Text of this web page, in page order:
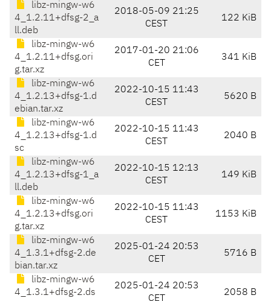
libz-mingw-w6
4_1.2.11+dfsg-2_a
ll.deb
2018-05-09 21:25
CEST
122 KiB
libz-mingw-w6
4_1.2.11+dfsg.ori
g.tar.xz
2017-01-20 21:06
CET
341 KiB
libz-mingw-w6
4_1.2.13+dfsg-1.d
ebian.tar.xz
2022-10-15 11:43
CEST
5620 B
libz-mingw-w6
4_1.2.13+dfsg-1.d
sc
2022-10-15 11:43
CEST
2040 B
libz-mingw-w6
4_1.2.13+dfsg-1_a
ll.deb
2022-10-15 12:13
CEST
149 KiB
libz-mingw-w6
4_1.2.13+dfsg.ori
g.tar.xz
2022-10-15 11:43
CEST
1153 KiB
libz-mingw-w6
4_1.3.1+dfsg-2.de
bian.tar.xz
2025-01-24 20:53
CET
5716 B
libz-mingw-w6
4_1.3.1+dfsg-2.ds
2025-01-24 20:53
CET
2058 B